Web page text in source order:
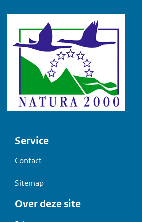
Voet
Service
Contact
Sitemap
Over deze site